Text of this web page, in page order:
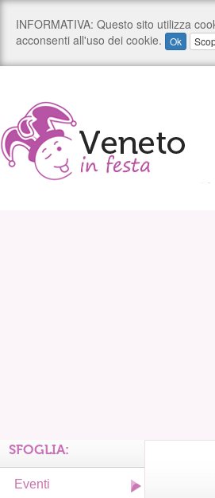
SFOGLIA:
Eventi